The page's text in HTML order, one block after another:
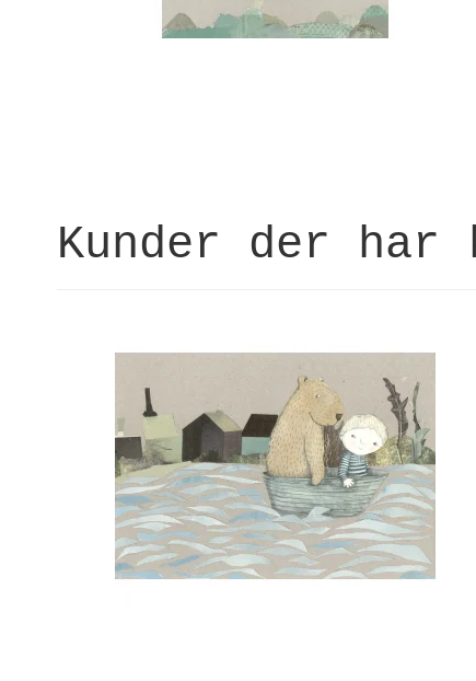
Kunder der